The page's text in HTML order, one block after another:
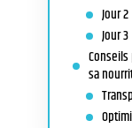
Jour 2
Jour 3
sa